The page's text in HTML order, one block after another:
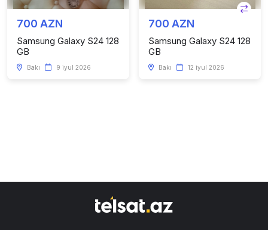
700 AZN
Samsung Galaxy S24 128
GB
Bakı 9 iyul 2026
700 AZN
Samsung Galaxy S24 128
GB
Bakı 12 iyul 2026